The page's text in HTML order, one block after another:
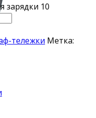
зарядки 10
тележки Метка: